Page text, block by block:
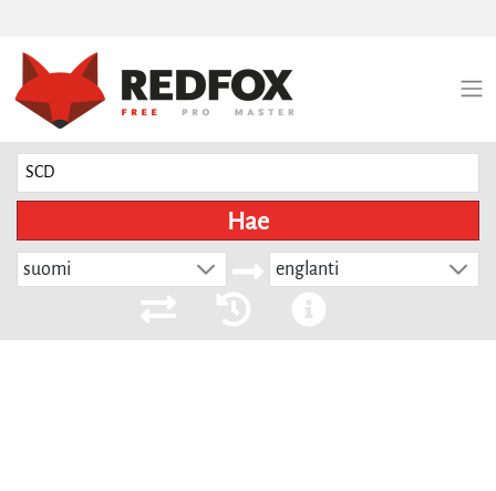
Hae
suomi englanti